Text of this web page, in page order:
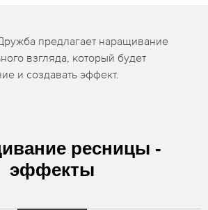
предлагает наращивание
взгляда, который будет
и создавать эффект.
ресницы -
эффекты